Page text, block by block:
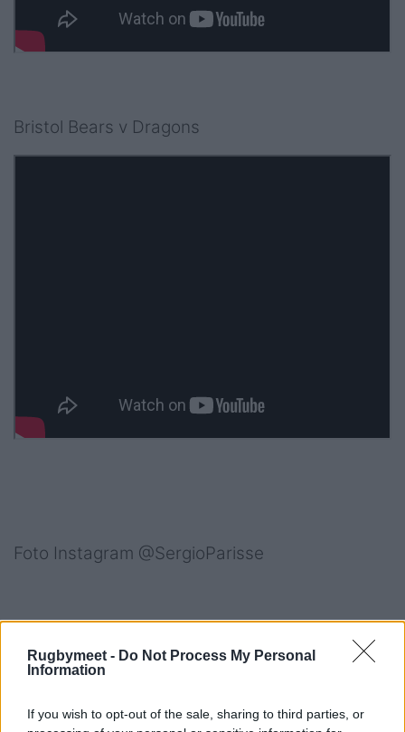
Rugbymeet - Do Not Process My Personal
Information
If you wish to opt-out of the sale, sharing to third parties, or
Bristol Bears v Dragons
Foto Instagram @SergioParisse